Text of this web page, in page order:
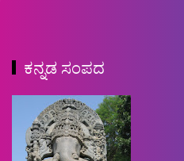
ಕನ್ನಡ ಸಂಪದ